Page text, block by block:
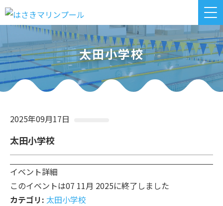
太田小学校
2025年09月17日
太田小学校
イベント詳細
このイベントは07 11月 2025に終了しました
カテゴリ: 太田小学校